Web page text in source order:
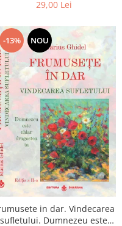
29,00 Lei
-13% NOU
in dar. Vindecarea
sufletului. Dumnezeu este